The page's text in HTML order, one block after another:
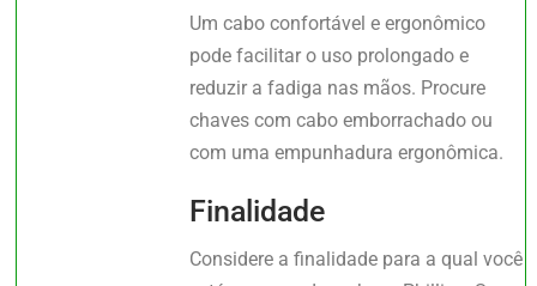
Um cabo confortável e ergonômico
pode facilitar o uso prolongado e
reduzir a fadiga nas mãos. Procure
chaves com cabo emborrachado ou
com uma empunhadura ergonômica.
Finalidade
Considere a finalidade para a qual você